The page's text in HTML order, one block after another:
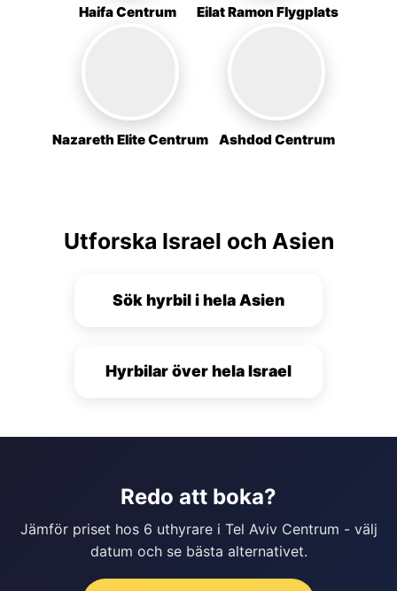
Haifa Centrum Eilat Ramon Flygplats
Nazareth Elite Centrum Ashdod Centrum
Utforska Israel och Asien
Sök hyrbil i hela Asien
Hyrbilar över hela Israel
Redo att boka?
Jämför priset hos 6 uthyrare i Tel Aviv Centrum - välj
datum och se bästa alternativet.